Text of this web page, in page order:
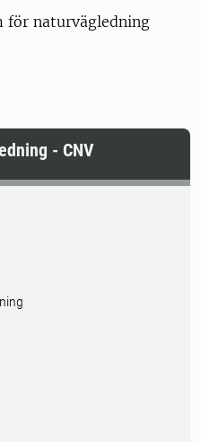
för naturvägledning
- CNV